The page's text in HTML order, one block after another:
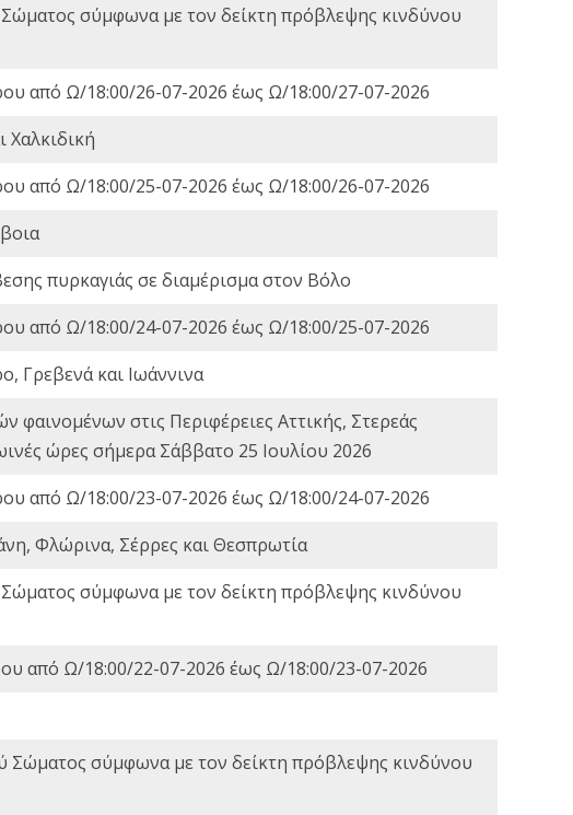
σύμφωνα με τον δείκτη πρόβλεψης κινδύνου
από Ω/18:00/26-07-2026 έως Ω/18:00/27-07-2026
Χαλκιδική
από Ω/18:00/25-07-2026 έως Ω/18:00/26-07-2026
πυρκαγιάς σε διαμέρισμα στον Βόλο
από Ω/18:00/24-07-2026 έως Ω/18:00/25-07-2026
Γρεβενά και Ιωάννινα
στις Περιφέρειες Αττικής, Στερεάς
ώρες σήμερα Σάββατο 25 Ιουλίου 2026
από Ω/18:00/23-07-2026 έως Ω/18:00/24-07-2026
Φλώρινα, Σέρρες και Θεσπρωτία
σύμφωνα με τον δείκτη πρόβλεψης κινδύνου
από Ω/18:00/22-07-2026 έως Ω/18:00/23-07-2026
Σώματος σύμφωνα με τον δείκτη πρόβλεψης κινδύνου